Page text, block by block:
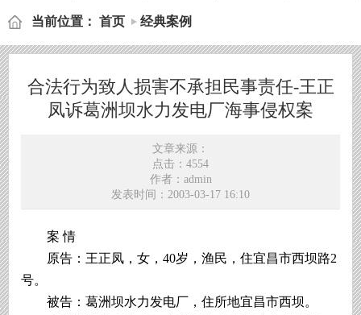
当前位置：首页 经典案例
合法行为致人损害不承担民事责任-王正
凤诉葛洲坝水力发电厂海事侵权案
文章来源：
点击：4554
作者：admin
发表时间：2003-03-17 16:10
案 情
原告：王正凤，女，40岁，渔民，住宜昌市西坝路2
号。
被告：葛洲坝水力发电厂，住所地宜昌市西坝。